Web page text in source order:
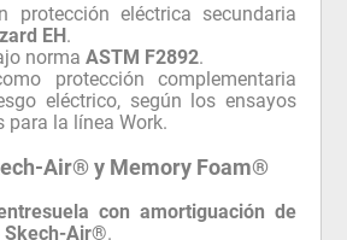
protección eléctrica secundaria
EH.
normaASTM F2892.
protección complementaria
eléctrico, según los ensayos
para la línea Work.
Air® y Memory Foam®
con amortiguación de
Skech-Air®.